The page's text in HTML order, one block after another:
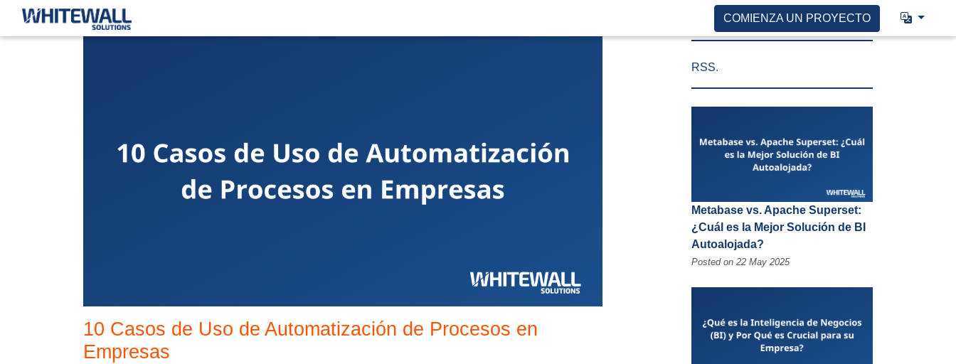
COMIENZA UN PROYECTO
10 Casos de Uso de Automatización de Procesos en
Empresas
RSS.
Metabase vs. Apache Superset:
¿Cuál es la Mejor Solución de BI
Autoalojada?
Posted on 22 May 2025